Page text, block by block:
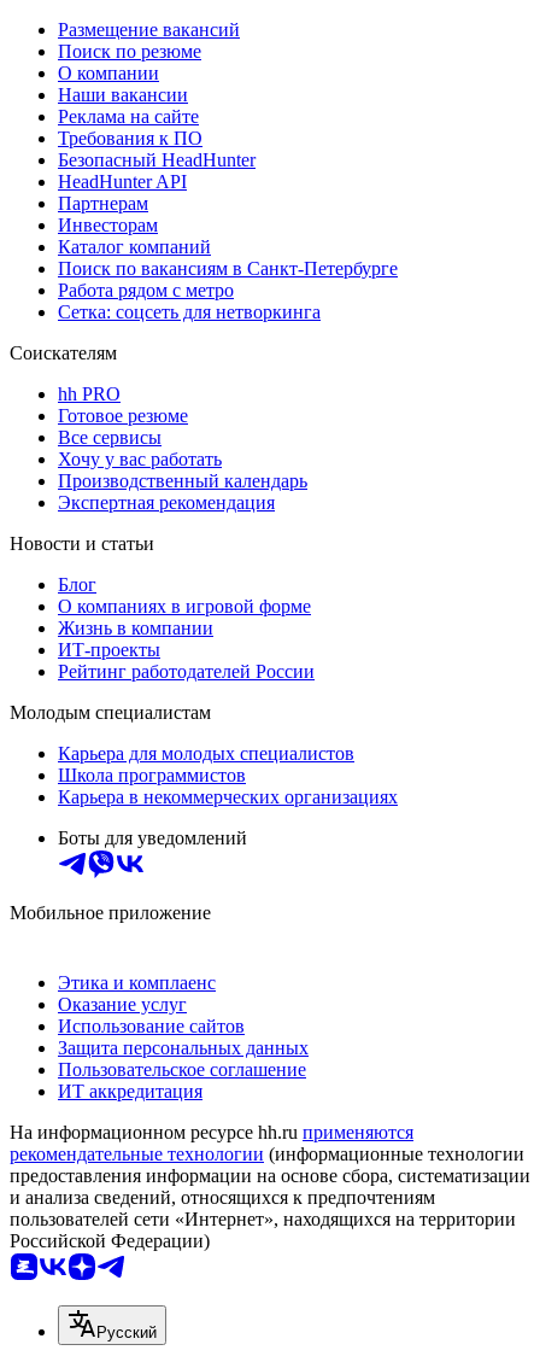
Размещение вакансий
Поиск по резюме
О компании
Наши вакансии
Реклама на сайте
Требования к ПО
Безопасный HeadHunter
HeadHunter API
Партнерам
Инвесторам
Каталог компаний
Поиск по вакансиям в Санкт-Петербурге
Работа рядом с метро
Сетка: соцсеть для нетворкинга
Соискателям
hh PRO
Готовое резюме
Все сервисы
Хочу у вас работать
Производственный календарь
Экспертная рекомендация
Новости и статьи
Блог
О компаниях в игровой форме
Жизнь в компании
ИТ-проекты
Рейтинг работодателей России
Молодым специалистам
Карьера для молодых специалистов
Школа программистов
Карьера в некоммерческих организациях
Боты для уведомлений
Мобильное приложение
Этика и комплаенс
Оказание услуг
Использование сайтов
Защита персональных данных
Пользовательское соглашение
ИТ аккредитация
На информационном ресурсе hh.ru применяются
рекомендательные технологии (информационные технологии
предоставления информации на основе сбора, систематизации
и анализа сведений, относящихся к предпочтениям
пользователей сети «Интернет», находящихся на территории
Российской Федерации)
Русский